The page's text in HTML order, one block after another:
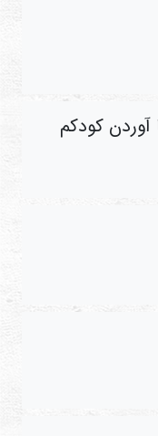
کودکم